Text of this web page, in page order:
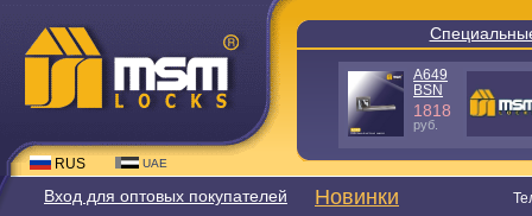
RUS UAE
A649
BSN
1818
руб.
Вход для оптовых покупателей Новинки